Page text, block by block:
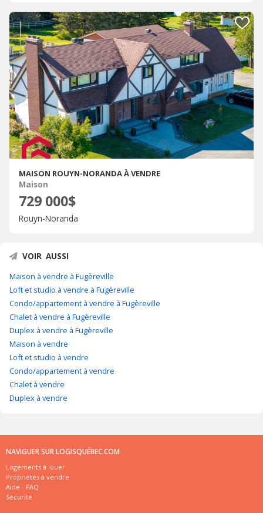
MAISON ROUYN-NORANDA À VENDRE
Maison
729 000$
Rouyn-Noranda
VOIR AUSSI
Maison à vendre à Fugèreville
Loft et studio à vendre à Fugèreville
Condo/appartement à vendre à Fugèreville
Chalet à vendre à Fugèreville
Duplex à vendre à Fugèreville
Maison à vendre
Loft et studio à vendre
Condo/appartement à vendre
Chalet à vendre
Duplex à vendre
NAVIGUER SUR LOGISQUÉBEC.COM
Logements à louer
Propriétés à vendre
Aide - FAQ
Sécurité